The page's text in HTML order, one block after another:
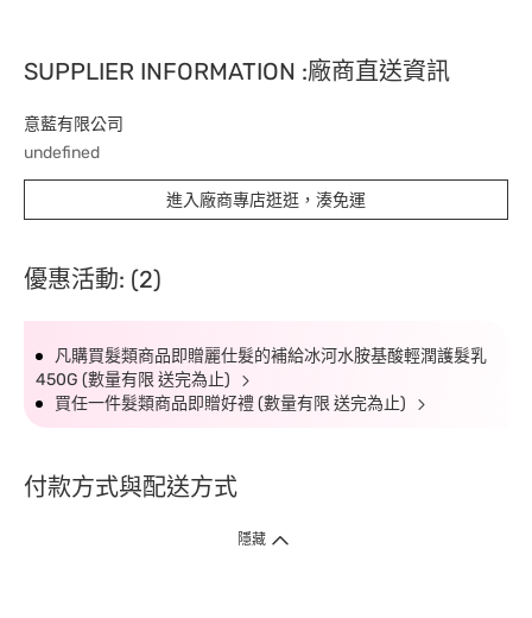
SUPPLIER INFORMATION :廠商直送資訊
意藍有限公司
undefined
進入廠商專店逛逛，湊免運
優惠活動: (2)
凡購買髮類商品即贈麗仕髮的補給冰河水胺基酸輕潤護髮乳
450G (數量有限 送完為止)
買任一件髮類商品即贈好禮 (數量有限 送完為止)
付款方式與配送方式
隱藏